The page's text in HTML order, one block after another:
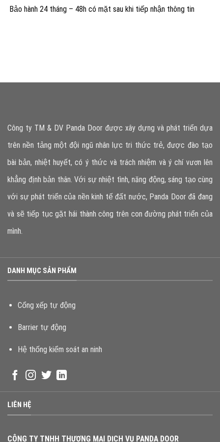
Bảo hành 24 tháng – 48h có mặt sau khi tiếp nhận thông tin
Công ty TM & DV Panda Door được xây dựng và phát triển dựa
trên nền tảng một đội ngũ nhân lực tri thức trẻ, được đào tạo
bài bản, nhiệt huyết, có ý thức và trách nhiệm và ý chí vươn lên
khẳng định bản thân. Với sự nhiệt tình, năng động, sáng tạo cùng
với sự phát triển của nền kinh tế đất nước, Panda Door đã đang
và sẽ tiếp tục gặt hái thành công trên con đường phát triển của
mình.
DANH MỤC SẢN PHẨM
Cổng xếp tự động
Barrier tự động
Hệ thống kiểm soát an ninh
LIÊN HỆ
CÔNG TY TNHH THƯƠNG MẠI DỊCH VỤ PANDA DOOR